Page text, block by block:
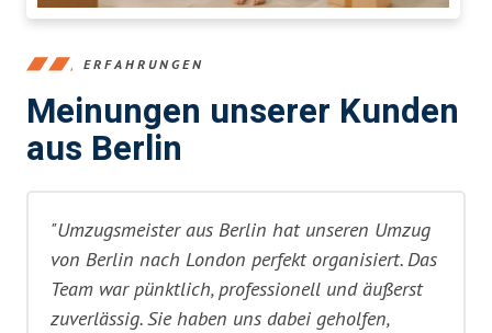
ERFAHRUNGEN
Meinungen unserer Kunden
aus Berlin
"Umzugsmeister aus Berlin hat unseren Umzug
von Berlin nach London perfekt organisiert. Das
Team war pünktlich, professionell und äußerst
zuverlässig. Sie haben uns dabei geholfen,